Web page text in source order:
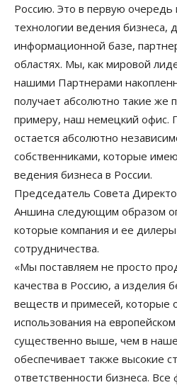
Россию. Это в первую
технологии ведения бизнеса,
информационной базе,
областях. Мы, как мировой
нашими Партнерами
получает абсолютно такие же
примеру, наш немецкий офис.
остается абсолютно
собственниками, которые
ведения бизнеса в России.
Председатель Совета
Аншина следующим образом
которые компания и ее
сотрудничества.
«Мы поставляем не просто
качества в Россию, а изделия
веществ и примесей, которые
использования на
существенно выше, чем в
обеспечивает также высокие
ответственности бизнеса.